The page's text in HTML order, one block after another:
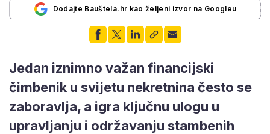
Dodajte Bauštela.hr kao željeni izvor na Googleu
Jedan iznimno važan financijski
čimbenik u svijetu nekretnina često se
zaboravlja, a igra ključnu ulogu u
upravljanju i održavanju stambenih